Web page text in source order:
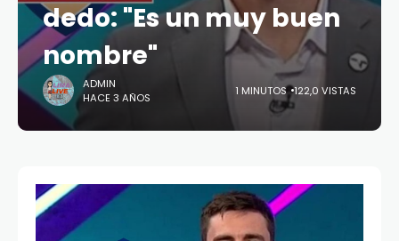
dedo: "Es un muy buen
nombre"
ADMIN
HACE 3 AÑOS
1 MINUTOS 122,0 VISTAS